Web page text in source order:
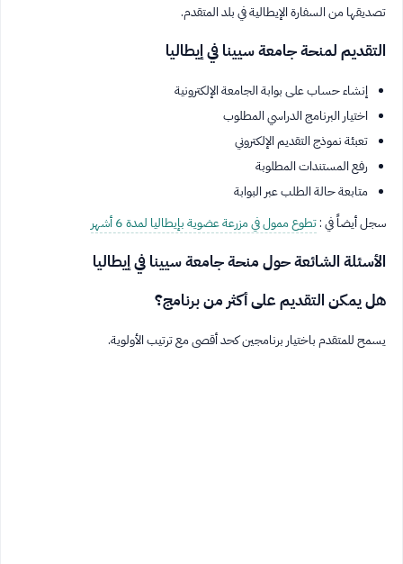
تصديقها من السفارة الإيطالية في بلد المتقدم.
التقديم لمنحة جامعة سيينا في إيطاليا
إنشاء حساب على بوابة الجامعة الإلكترونية
اختيار البرنامج الدراسي المطلوب
تعبئة نموذج التقديم الإلكتروني
رفع المستندات المطلوبة
متابعة حالة الطلب عبر البوابة
سجل أيضاً في :تطوع ممول في مزرعة عضوية بإيطاليا لمدة 6 أشهر
الأسئلة الشائعة حول منحة جامعة سيينا في إيطاليا
هل يمكن التقديم على أكثر من برنامج؟
يسمح للمتقدم باختيار برنامجين كحد أقصى مع ترتيب الأولوية.